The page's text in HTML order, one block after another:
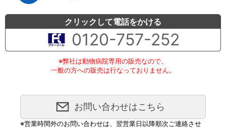
クリックして電話をかける
0120-757-252
※弊社は動物病院専用の販売なので、
一般の方への販売は行なっておりません。
お問い合わせはこちら
※営業時間外のお問い合わせは、翌営業日以降順次ご連絡させ